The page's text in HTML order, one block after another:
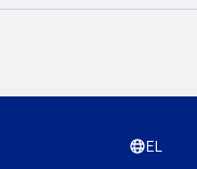
και στις
οικογένεια.
EL